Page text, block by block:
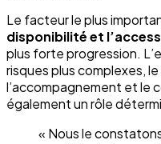
Le facteur le plus
disponibilité et
plus forte progression.
risques plus complexes,
l’accompagnement et le
également un rôle
« Nous le